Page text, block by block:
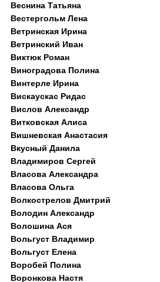
Веснина Татьяна
Вестергольм Лена
Ветринская Ирина
Ветринский Иван
Виктюк Роман
Виноградова Полина
Винтерле Ирина
Вискаускас Ридас
Вислов Александр
Витковская Алиса
Вишневская Анастасия
Вкусный Данила
Владимиров Сергей
Власова Александра
Власова Ольга
Волкострелов Дмитрий
Володин Александр
Волошина Ася
Вольгуст Владимир
Вольгуст Елена
Воробей Полина
Воронкова Настя